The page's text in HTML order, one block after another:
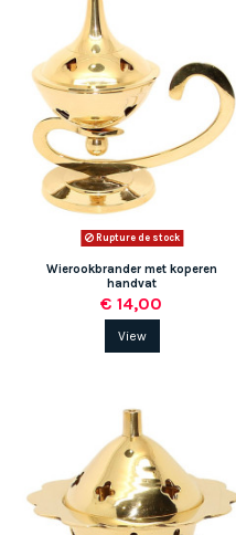
Rupture de stock
Wierookbrander met koperen
handvat
€ 14,00
View